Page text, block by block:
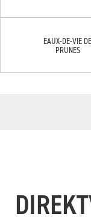
EAUX-DE-VIE DE
PRUNES